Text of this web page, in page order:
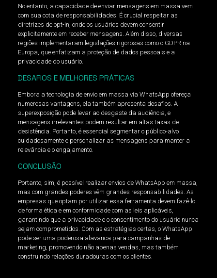
No entanto, a capacidade de enviar mensagens em massa vem
com sua cota de responsabilidades. É crucial respeitar as
diretrizes de opt-in, onde os usuários devem consentir
explicitamente em receber mensagens. Além disso, diversas
regiões implementaram legislações rigorosas como o GDPR na
Europa, que enfatizam a proteção de dados pessoais e a
privacidade do usuário.
DESAFIOS E MELHORES PRÁTICAS
Embora a tecnologia de envio em massa via WhatsApp ofereça
numerosas vantagens, ela também apresenta desafios. A
superexposição pode levar ao desgaste da audiência, e
mensagens irrelevantes podem resultar em altas taxas de
desistência. Portanto, é essencial segmentar o público-alvo
cuidadosamente e personalizar as mensagens para manter a
relevância e o engajamento.
CONCLUSÃO
Portanto, sim, é possível realizar envios de WhatsApp em massa,
mas com grandes poderes vêm grandes responsabilidades. As
empresas que optam por utilizar essa ferramenta devem fazê-lo
de forma ética e em conformidade com as leis aplicáveis,
garantindo que a privacidade e o consentimento do usuário nunca
sejam comprometidos. Com as estratégias certas, o WhatsApp
pode ser uma poderosa alavanca para campanhas de
marketing, promovendo não apenas vendas, mas também
construindo relações duradouras com os clientes.